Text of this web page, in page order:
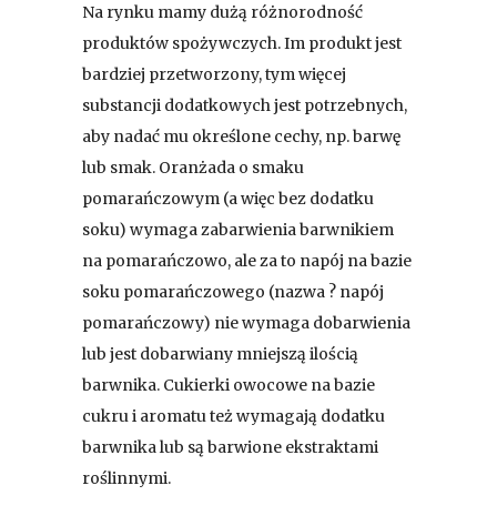
Na rynku mamy dużą różnorodność
produktów spożywczych. Im produkt jest
bardziej przetworzony, tym więcej
substancji dodatkowych jest potrzebnych,
aby nadać mu określone cechy, np. barwę
lub smak. Oranżada o smaku
pomarańczowym (a więc bez dodatku
soku) wymaga zabarwienia barwnikiem
na pomarańczowo, ale za to napój na bazie
soku pomarańczowego (nazwa ? napój
pomarańczowy) nie wymaga dobarwienia
lub jest dobarwiany mniejszą ilością
barwnika. Cukierki owocowe na bazie
cukru i aromatu też wymagają dodatku
barwnika lub są barwione ekstraktami
roślinnymi.